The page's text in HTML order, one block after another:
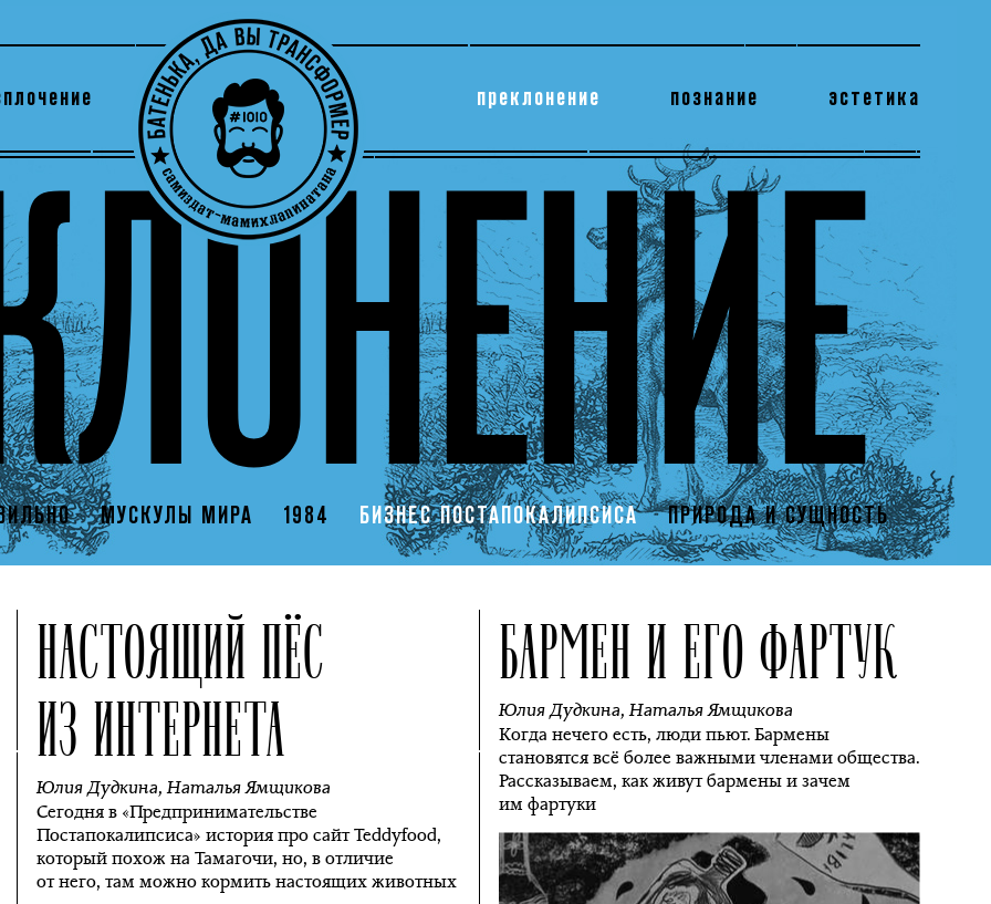
преклонение познание эстетика
секты архив 178 бесполезных фактов теодор глаголев
МУСКУЛЫ МИРА 1984 БИЗНЕС ПОСТАПОКАЛИПСИСА ПРИРОДА И СУЩНОСТЬ
НАСТОЯЩИЙ ПЁС
ИЗ ИНТЕРНЕТА
Юлия Дудкина,Наталья Ямщикова
Сегодня в «Предпринимательстве
Постапокалипсиса» история про сайт Teddyfood,
который похож на Тамагочи, но, в отличие
от него, там можно кормить настоящих животных
БАРМЕН И ЕГО ФАРТУК
Юлия Дудкина,Наталья Ямщикова
Когда нечего есть, люди пьют. Бармены
становятся всё более важными членами общества.
Рассказываем, как живут бармены и зачем
им фартуки